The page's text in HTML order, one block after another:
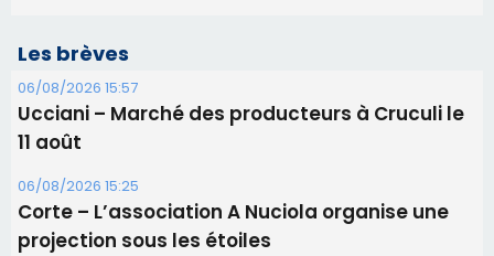
Les brèves
06/08/2026 15:57
Ucciani – Marché des producteurs à Cruculi le
11 août
06/08/2026 15:25
Corte – L’association A Nuciola organise une
projection sous les étoiles